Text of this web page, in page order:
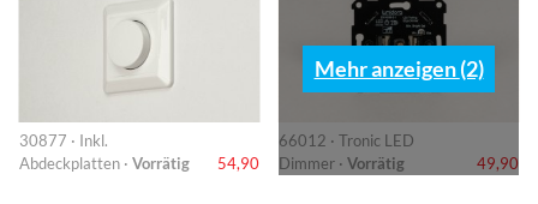
30877 · Inkl.
Abdeckplatten · Vorrätig 54,90
66012 · Tronic LED
Dimmer · Vorrätig 49,90
Mehr anzeigen (2)